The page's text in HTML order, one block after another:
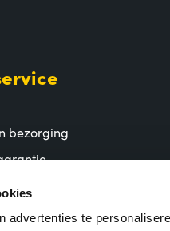
advertenties te
bezorging